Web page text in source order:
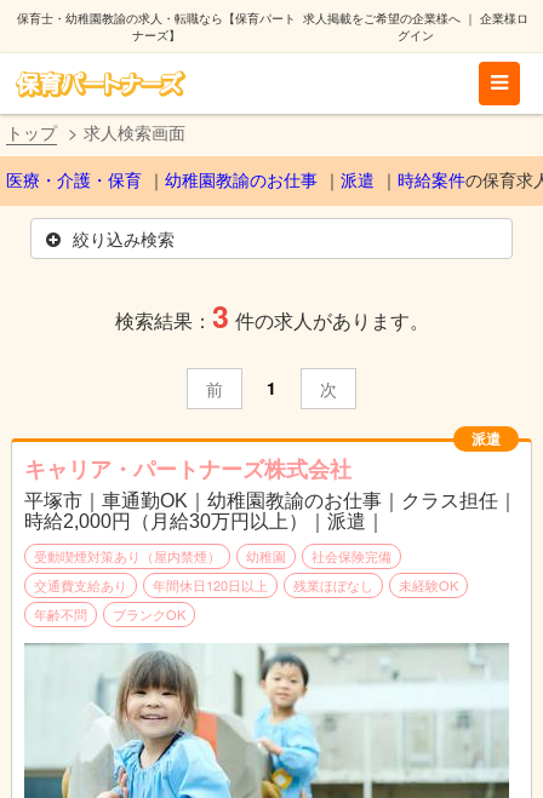
保育士・幼稚園教諭の求人・転職なら【保育パート
ナーズ】
求人掲載をご希望の企業様へ｜ 企業様ロ
グイン
トップ 求人検索画面
医療・介護・保育 幼稚園教諭のお仕事 派遣 時給案件の保育求
絞り込み検索
検索結果： 3 件の求人があります。
前 1 次
派遣
キャリア・パートナーズ株式会社
平塚市｜車通勤OK｜幼稚園教諭のお仕事｜クラス担任｜
時給2,000円（月給30万円以上）｜派遣｜
受動喫煙対策あり（屋内禁煙） 幼稚園
社会保険完備
交通費支給あり
年間休日120日以上 残業ほぼなし
未経験OK
年齢不問
ブランクOK